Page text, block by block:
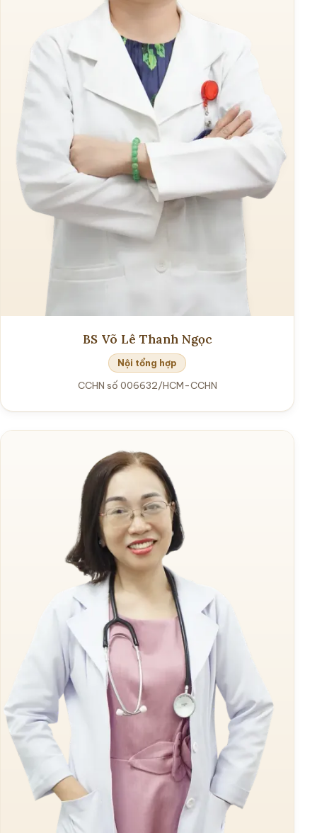
BS Võ Lê Thanh Ngọc
Nội tổng hợp
CCHN số 006632/HCM-CCHN